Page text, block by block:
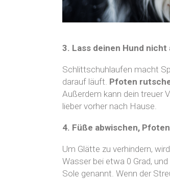
3. Lass deinen Hund nicht
Schlittschuhlaufen macht
darauf läuft. Pfoten
Außerdem kann dein treuer
lieber vorher nach Hause.
4. Füße abwischen,
Um Glätte zu verhindern,
Wasser bei etwa 0 Grad,
Sole genannt. Wenn der